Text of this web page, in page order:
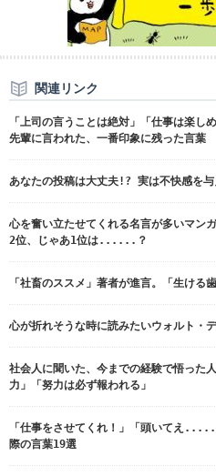
関連リンク
「上司の言うことは絶対」「仕事は楽し
先輩に言われた、一番印象に残った言葉
あなたの投稿は大丈夫!? 実は不快感を与
心を奮い立たせてくれる名言が多いマン
2位、じゃあ1位は......？
「社畜のススメ」著者が進言。「生ける
心が折れそうな時に読みたいウォルト・
社会人に聞いた、今までの経験で悟った
力」「努力は必ず報われる」
「仕事をさせてくれ！」「頭いてえ
際の言葉19選